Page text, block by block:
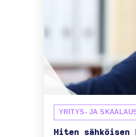
YRITYS- JA
Miten sähköisen